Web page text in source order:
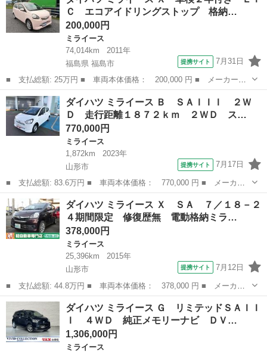
４インチ...
Ｃ エコアイドリングストップ 格納…
200,000円
ミライース
74,014km
2011年
福島県 福島市
提携サイト 7月31日
■ 支払総額: 25万円 ■ 車両本体価格： 200,000 円 ■ メーカー
名： ダイハツ ■ 車種名： ミライース ■ グレード名： Ｘ 車
検２年付き ＥＴＣ エコアイドリングストップ 格納ミラー 運転
席助手席エアバッ...
福島 福島市 ミライース
ダイハツ ミライース Ｂ ＳＡＩＩＩ ２Ｗ
Ｄ 走行距離１８７２ｋｍ ２ＷＤ ス…
770,000円
ミライース
1,872km
2023年
山形市
提携サイト 7月17日
■ 支払総額: 83.6万円 ■ 車両本体価格： 770,000 円 ■ メーカー
名： ダイハツ ■ 車種名： ミライース ■ グレード名： Ｂ Ｓ
ＡＩＩＩ ２ＷＤ 走行距離１８７２ｋｍ ２ＷＤ スマートアシス
ト ２ＤＩＮ...
山形 山形市 ミライース
ダイハツ ミライース Ｘ ＳＡ ７／１８－２
４期間限定 修復歴無 電動格納ミラ…
378,000円
ミライース
25,396km
2015年
山形市
提携サイト 7月12日
■ 支払総額: 44.8万円 ■ 車両本体価格： 378,000 円 ■ メーカー
名： ダイハツ ■ 車種名： ミライース ■ グレード名： Ｘ Ｓ
Ａ ７／１８－２４期間限定 修復歴無 電動格納ミラー 衝突軽減
ブレーキ 運...
山形 山形市 ミライース
ダイハツ ミライース Ｇ リミテッドＳＡＩＩ
Ｉ ４ＷＤ 純正メモリーナビ ＤＶ…
1,306,000円
ミライース